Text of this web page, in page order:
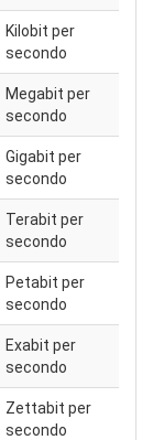
Kilobit per
secondo
Megabit per
secondo
Gigabit per
secondo
Terabit per
secondo
Petabit per
secondo
Exabit per
secondo
Zettabit per
secondo